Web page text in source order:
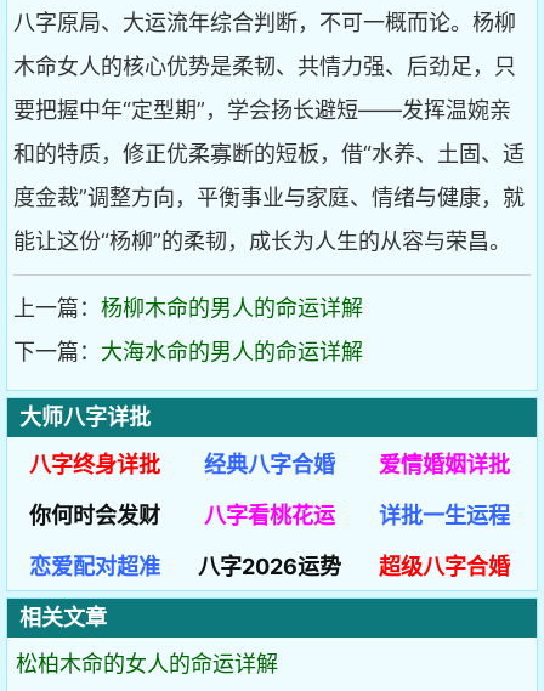
八字原局、大运流年综合判断，不可一概而论。杨柳
木命女人的核心优势是柔韧、共情力强、后劲足，只
要把握中年“定型期”，学会扬长避短——发挥温婉亲
和的特质，修正优柔寡断的短板，借“水养、土固、适
度金裁”调整方向，平衡事业与家庭、情绪与健康，就
能让这份“杨柳”的柔韧，成长为人生的从容与荣昌。
上一篇： 杨柳木命的男人的命运详解
下一篇： 大海水命的男人的命运详解
大师八字详批
八字终身详批
经典八字合婚
爱情婚姻详批
你何时会发财
八字看桃花运
详批一生运程
恋爱配对超准
八字2026运势
超级八字合婚
相关文章
松柏木命的女人的命运详解